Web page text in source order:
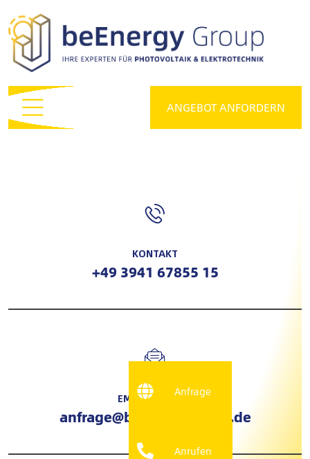
ANGEBOT ANFORDERN
KONTAKT
+49 3941 67855 15
EMAIL ADRESSE
anfrage@beEnergyGroup.de
Anfrage
Anrufen